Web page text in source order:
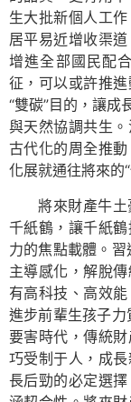
生大批新個人工
居平易近增收渠
增進全部國民配
征，可以或許推
“雙碳”目的，讓成
與天然協調共生
古代化的周全推
化展就通往將來的“
將來財產牛
千紙鶴，讓千紙
力的焦點載體。
主導感化，解脫
有高科技、高效
進步前輩生孩子力
要害時代，傳統
巧受制于人，成
長后勁的必定選